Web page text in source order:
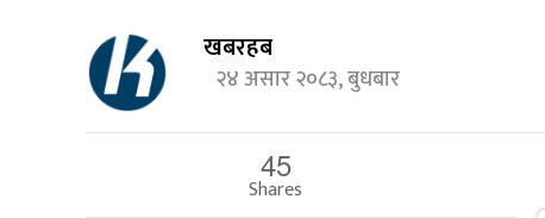
खबरहब
२४ असार २०८३, बुधबार
45
Shares